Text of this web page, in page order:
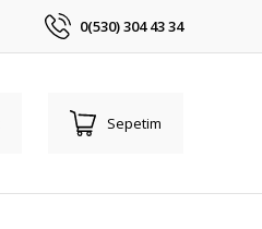
0(530) 304 43 34
Sepetim